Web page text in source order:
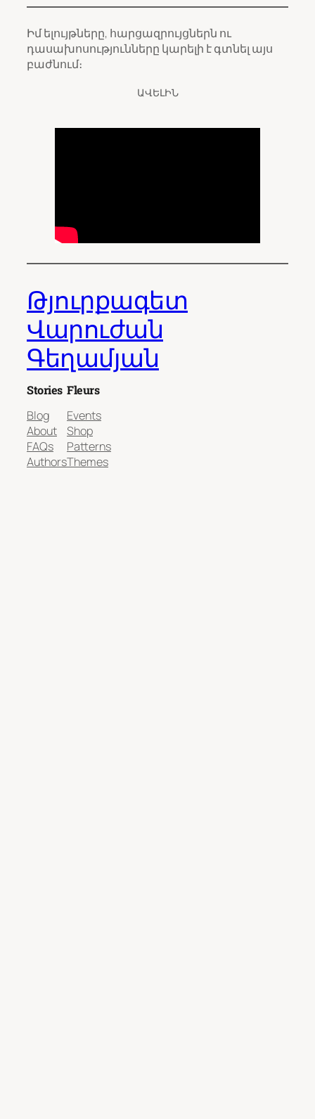
Իմ ելույթները, հարցազրույցներն ու
դասախոսությունները կարելի է գտնել այս
բաժնում։
ԱՎԵԼԻՆ
Թյուրքագետ
Վարուժան
Գեղամյան
Stories
Blog
About
FAQs
Authors
Fleurs
Events
Shop
Patterns
Themes